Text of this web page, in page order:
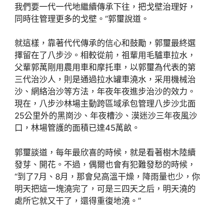
我們要一代一代地繼續傳承下往，把戈壁治理好，
同時往管理更多的戈壁。”郭璽說道。
就這樣，靠著代代傳承的信心和鼓勵，郭璽最終選
擇留在了八步沙。相較從前，祖輩用毛驢車拉水，
父輩郭萬剛用農用車和摩托車，以郭璽為代表的第
三代治沙人，則是通過拉水罐車澆水，采用機械治
沙、網絡治沙等方法，年夜年夜進步治沙的效力。
現在，八步沙林場主動跨區域承包管理八步沙北面
25公里外的黑崗沙、年夜槽沙、漠迷沙三年夜風沙
口，林場管護的面積已達45萬畝。
郭璽談道，每年最欣喜的時候，就是看著樹木陸續
發芽、開花。不過，偶爾也會有犯難發愁的時候，
“到了7月、8月，那會兒高溫干燥，降雨量也少，你
明天把這一塊澆完了，可是三四天之后，明天澆的
處所它就又干了，還得重復地澆。”